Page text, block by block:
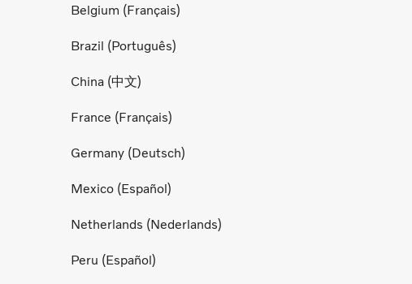
Belgium (Français)
Brazil (Português)
China (中文)
France (Français)
Germany (Deutsch)
Mexico (Español)
Netherlands (Nederlands)
Peru (Español)